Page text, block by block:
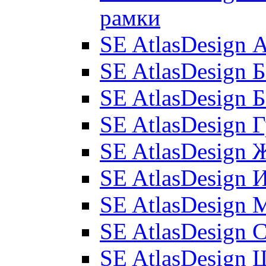
рамки
SE AtlasDesign
SE AtlasDesign
SE AtlasDesign
SE AtlasDesign
SE AtlasDesign
SE AtlasDesign
SE AtlasDesign
SE AtlasDesign
SE AtlasDesign